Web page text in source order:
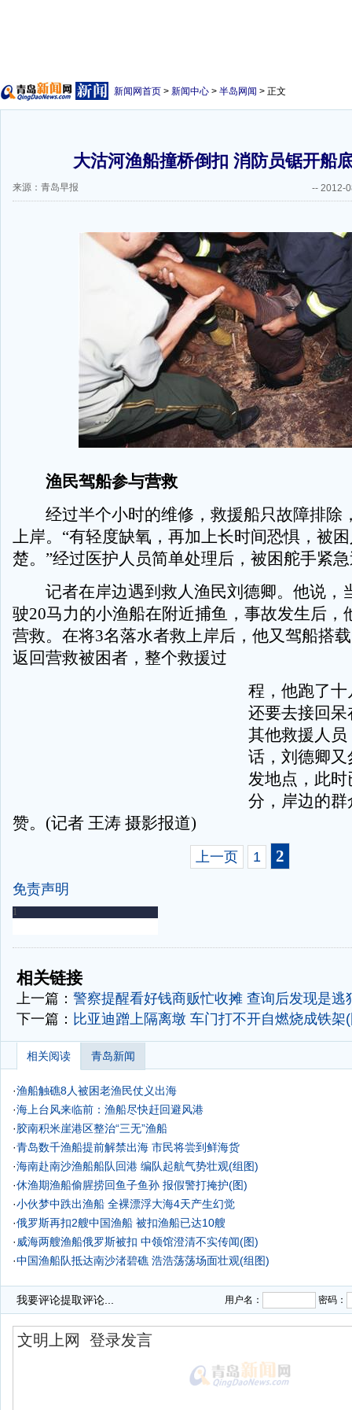
新闻网首页 > 新闻中心 > 半岛网闻 > 正文
大沽河渔船撞桥倒扣 消防员锯开船
来源：青岛早报 -- 2012-
渔民驾船参与营救
经过半个小时的维修，救援船只故障排除
上岸。“有轻度缺氧，再加上长时间恐惧，被
楚。”经过医护人员简单处理后，被困舵手紧
记者在岸边遇到救人渔民刘德卿。他说，
驶20马力的小渔船在附近捕鱼，事故发生后，
营救。在将3名落水者救上岸后，他又驾船搭
返回营救被困者，整个救援过
程，他跑了十
还要去接回
其他救援人员
话，刘德卿
发地点，此时
分，岸边的
赞。(记者 王涛 摄影报道)
上一页 1 2
免责声明
-
相关链接
上一篇： 警察提醒看好钱商贩忙收摊 查询后发现是逃
下一篇： 比亚迪蹭上隔离墩 车门打不开自燃烧成铁架
相关阅读 青岛新闻
·渔船触礁8人被困老渔民仗义出海
·海上台风来临前：渔船尽快赶回避风港
·胶南积米崖港区整治“三无”渔船
·青岛数千渔船提前解禁出海 市民将尝到鲜海货
·海南赴南沙渔船船队回港 编队起航气势壮观(组图)
·休渔期渔船偷腥捞回鱼子鱼孙 报假警打掩护(图)
·小伙梦中跌出渔船 全裸漂浮大海4天产生幻觉
·俄罗斯再扣2艘中国渔船 被扣渔船已达10艘
· 威海两艘渔船俄罗斯被扣 中领馆澄清不实传闻(图)
·中国渔船队抵达南沙渚碧礁 浩浩荡荡场面壮观(组图)
我要评论提取评论... 用户名： 密码：